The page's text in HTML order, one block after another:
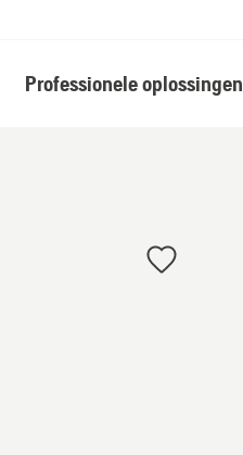
Professionele oplossingen